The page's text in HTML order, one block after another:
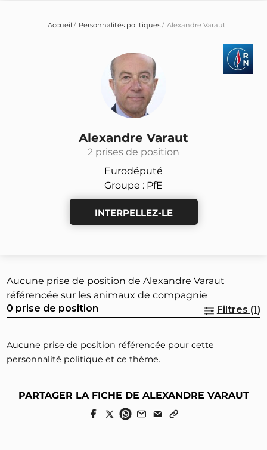
Accueil Personnalités politiques Alexandre Varaut
Alexandre Varaut
2 prises de position
Eurodéputé
Groupe : PfE
INTERPELLEZ-LE
Aucune prise de position de Alexandre Varaut
référencée sur les animaux de compagnie
0 prise de position
Filtres (1)
Aucune prise de position référencée pour cette
personnalité politique et ce thème.
PARTAGER LA FICHE DE ALEXANDRE VARAUT